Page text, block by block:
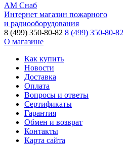
АМ Снаб
Интернет магазин пожарного
и радиооборудования
8 (499) 350-80-82 8 (499) 350-80-82
О магазине
Как купить
Новости
Доставка
Оплата
Вопросы и ответы
Сертификаты
Гарантия
Обмен и возврат
Контакты
Карта сайта